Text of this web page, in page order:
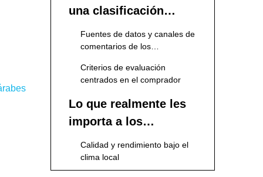
señalización y
una clasificación
basada en la
experiencia del cliente
Fuentes de datos y canales de
comentarios de los
Criterios de evaluación
centrados en el comprador
Lo que realmente les
importa a los
compradores árabes
en los tableros de
espuma
Calidad y rendimiento bajo el
clima local